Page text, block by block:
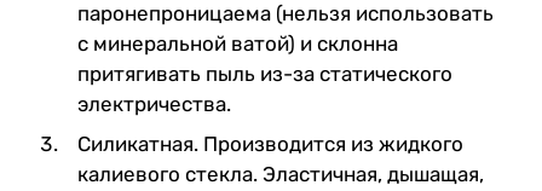
паронепроницаема (нельзя использовать
с минеральной ватой) и склонна
притягивать пыль из-за статического
электричества.
Силикатная. Производится из жидкого
калиевого стекла. Эластичная, дышащая,